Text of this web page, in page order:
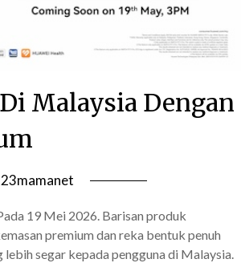
Malaysia Dengan
19 Mei 2026. Barisan produk
premium dan reka bentuk penuh
segar kepada pengguna di Malaysia.